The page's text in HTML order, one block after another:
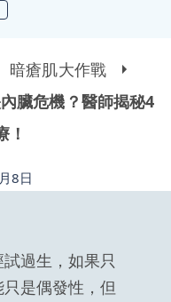
暗瘡肌大作戰
臟危機？醫師揭秘4
！
8日
過生，如果只
是偶發性，但